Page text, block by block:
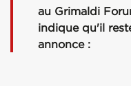
au Grimaldi
indique qu'il
annonce :